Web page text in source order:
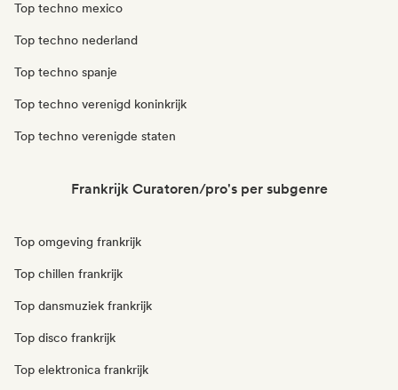
Top techno mexico
Top techno nederland
Top techno spanje
Top techno verenigd koninkrijk
Top techno verenigde staten
Frankrijk Curatoren/pro's per subgenre
Top omgeving frankrijk
Top chillen frankrijk
Top dansmuziek frankrijk
Top disco frankrijk
Top elektronica frankrijk